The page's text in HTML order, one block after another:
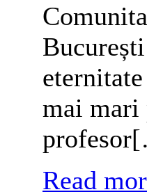
mai mari
Read